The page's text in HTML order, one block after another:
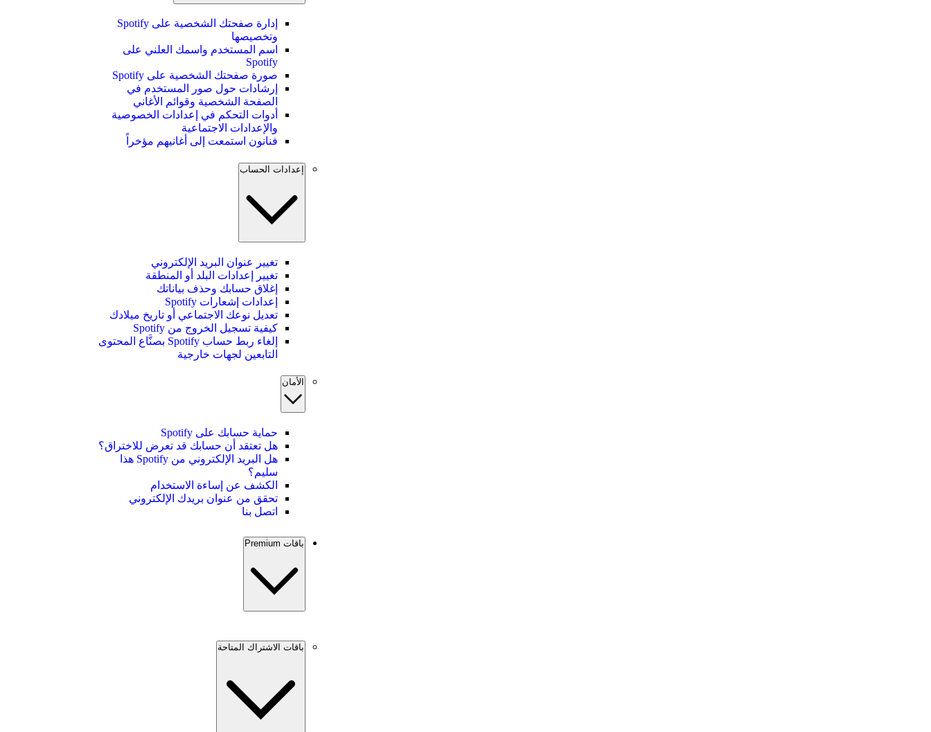
إدارة صفحتك الشخصية على Spotify
وتخصيصها
اسم المستخدم واسمك العلني على
Spotify
صورة صفحتك الشخصية على Spotify
إرشادات حول صور المستخدم في
الصفحة الشخصية وقوائم الأغاني
أدوات التحكم في إعدادات الخصوصية
والإعدادات الاجتماعية
فنانون استمعت إلى أغانيهم مؤخراً
إعدادات الحساب
تغيير عنوان البريد الإلكتروني
تغيير إعدادات البلد أو المنطقة
إغلاق حسابك وحذف بياناتك
إعدادات إشعارات Spotify
تعديل نوعك الاجتماعي أو تاريخ ميلادك
كيفية تسجيل الخروج من Spotify
إلغاء ربط حساب Spotify بصنَّاع المحتوى
التابعين لجهات خارجية
الأمان
حماية حسابك على Spotify
هل تعتقد أن حسابك قد تعرض للاختراق؟
هل البريد الإلكتروني من Spotify هذا
سليم؟
الكشف عن إساءة الاستخدام
تحقق من عنوان بريدك الإلكتروني
اتصل بنا
باقات Premium
باقات الاشتراك المتاحة